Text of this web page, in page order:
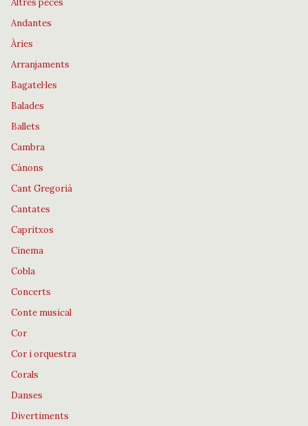
Altres peces
Andantes
Àries
Arranjaments
Bagatel·les
Balades
Ballets
Cambra
Cànons
Cant Gregorià
Cantates
Capritxos
Cinema
Cobla
Concerts
Conte musical
Cor
Cor i orquestra
Corals
Danses
Divertiments